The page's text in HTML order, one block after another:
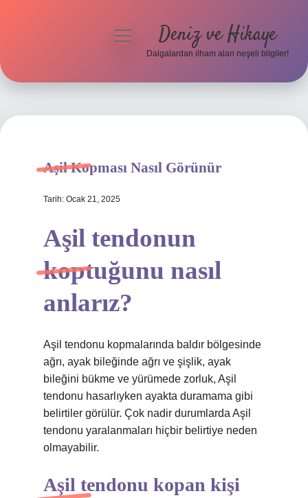
Hakkımızda
menüyü
Deniz ve Hikaye
Dalgalardan ilham alan neşeli bilgiler!
Aşil Kopması Nasıl Görünür
Tarih: Ocak 21, 2025
Aşil tendonun
koptuğunu nasıl
anlarız?
Aşil tendonu kopmalarında baldır bölgesinde
ağrı, ayak bileğinde ağrı ve şişlik, ayak
bileğini bükme ve yürümede zorluk, Aşil
tendonu hasarlıyken ayakta duramama gibi
belirtiler görülür. Çok nadir durumlarda Aşil
tendonu yaralanmaları hiçbir belirtiye neden
olmayabilir.
Aşil tendonu kopan kişi